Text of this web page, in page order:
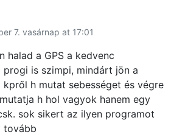
7. vasárnap at 17:01
halad a GPS a kedvenc
is szimpi, mindárt jön a
h mutat sebességet és végre
h hol vagyok hanem egy
sok sikert az ilyen programot
tovább